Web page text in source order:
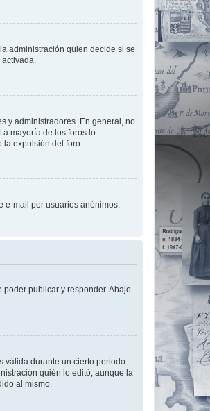
administración quien decide si se
activada.
y administradores. En general, no
mayoría de los foros lo
la expulsión del foro.
e-mail por usuarios anónimos.
poder publicar y responder. Abajo
válida durante un cierto periodo
quién lo editó, aunque la
al mismo.